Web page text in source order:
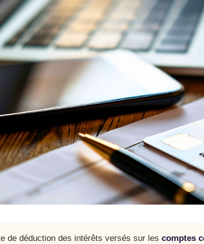
de déduction des intérêts versés sur lescomptes